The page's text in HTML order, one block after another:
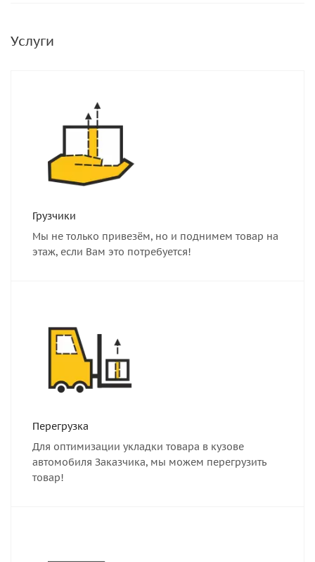
Услуги
Грузчики
Мы не только привезём, но и поднимем товар на
этаж, если Вам это потребуется!
Перегрузка
Для оптимизации укладки товара в кузове
автомобиля Заказчика, мы можем перегрузить
товар!